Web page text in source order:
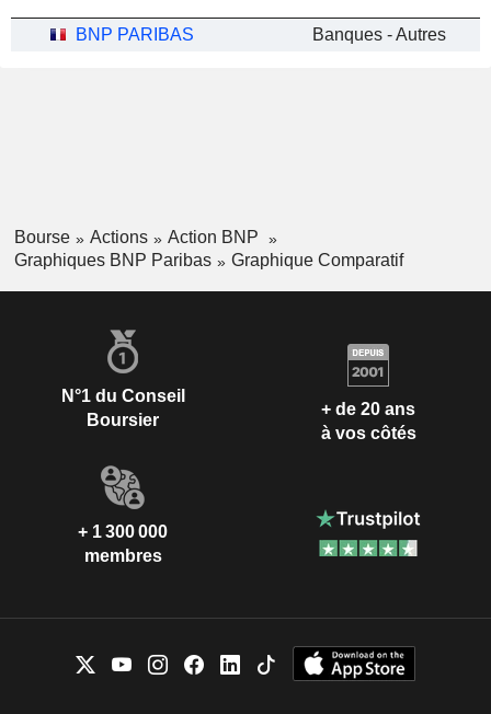
BNP PARIBAS Banques - Autres
Bourse Actions
Action BNP
Graphiques BNP Paribas
Graphique Comparatif
N°1 du Conseil
Boursier
+ de 20 ans
à vos côtés
+ 1 300 000
membres